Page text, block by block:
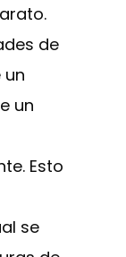
de
un
Esto
se